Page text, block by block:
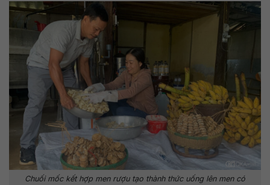
Chuối mốc kết hợp men rượu tạo thành thức uống lên men có